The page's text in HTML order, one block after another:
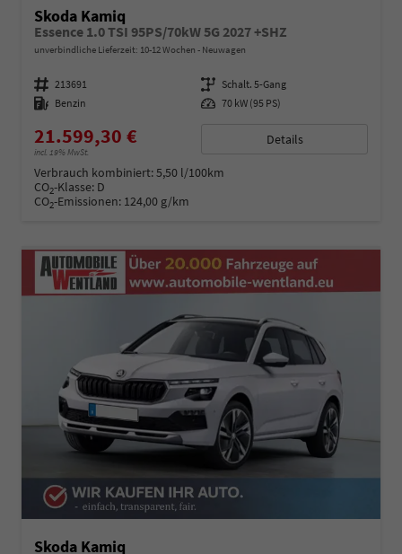
Skoda Kamiq
Essence 1.0 TSI 95PS/70kW 5G 2027 +SHZ
unverbindliche Lieferzeit: 10-12 Wochen Neuwagen
Fahrzeugnummer 213691 Getriebe Schalt. 5-Gang
Kraftstoff Benzin Leistung 70 kW (95 PS)
21.599,30 €
incl. 19% MwSt.
Details
Verbrauch kombiniert:5,50 l/100km
CO2-Klasse: D
CO2-Emissionen: 124,00 g/km
Skoda Kamiq